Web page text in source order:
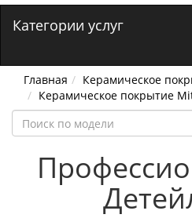
Категории услуг
Главная
Керамическое
Керамическое покрытие